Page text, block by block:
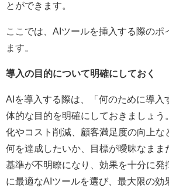
とができます。
ここでは、AIツールを挿入する際のポ
ます。
導入の目的について明確にしておく
AIを導入する際は、「何のために導入
体的な目的を明確にしておきましょう
化やコスト削減、顧客満足度の向上な
何を達成したいか、目標が曖昧なまま
基準が不明瞭になり、効果を十分に発
に最適なAIツールを選び、最大限の効